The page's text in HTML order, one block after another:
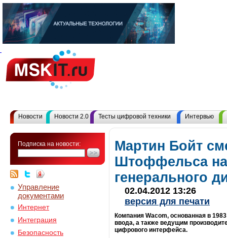
Новости Новости 2.0 Тесты цифровой техники Интервью
Подписка на новости:
Управление
документами
Интернет
Интеграция
Безопасность
Мартин Бойт
Штоффельса на
генерального
02.04.2012 13:26
версия для печати
Компания Wacom, основанная в
ввода, а также ведущим
цифрового интерфейса.